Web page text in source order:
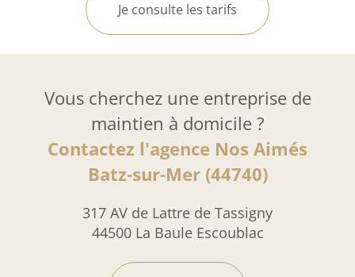
Je consulte les tarifs
Vous cherchez une entreprise de
maintien à domicile ?
Contactez l'agence Nos Aimés
Batz-sur-Mer (44740)
317 AV de Lattre de Tassigny
44500 La Baule Escoublac